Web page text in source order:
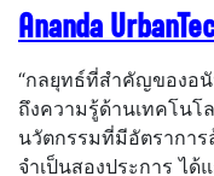
Ananda
“กลยุทธ์ที่สำคัญของอนั
ถึงความรู้ด้านเทคโนโ
นวัตกรรมที่มีอัตรากา
จำเป็นสองประการ ไ